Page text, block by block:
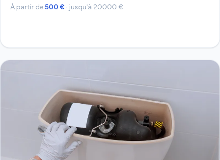
À partir de 500 € · jusqu'à 20000 €